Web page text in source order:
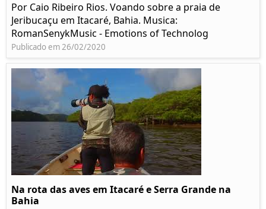
Por Caio Ribeiro Rios. Voando sobre a praia de
Jeribucaçu em Itacaré, Bahia. Musica:
RomanSenykMusic - Emotions of Technolog
Publicado em 26/02/2020
Na rota das aves em Itacaré e Serra Grande na
Bahia